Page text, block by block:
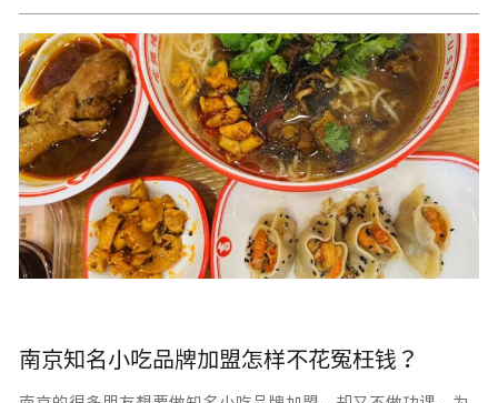
南京知名小吃品牌加盟怎样不花冤枉钱？